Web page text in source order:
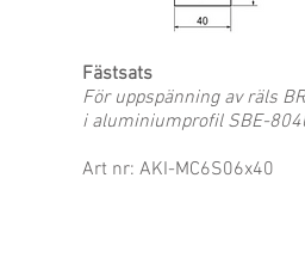
Fästsats
För uppspänning av räls
i aluminiumprofil SBE-
Art nr: AKI-MC6S06x40